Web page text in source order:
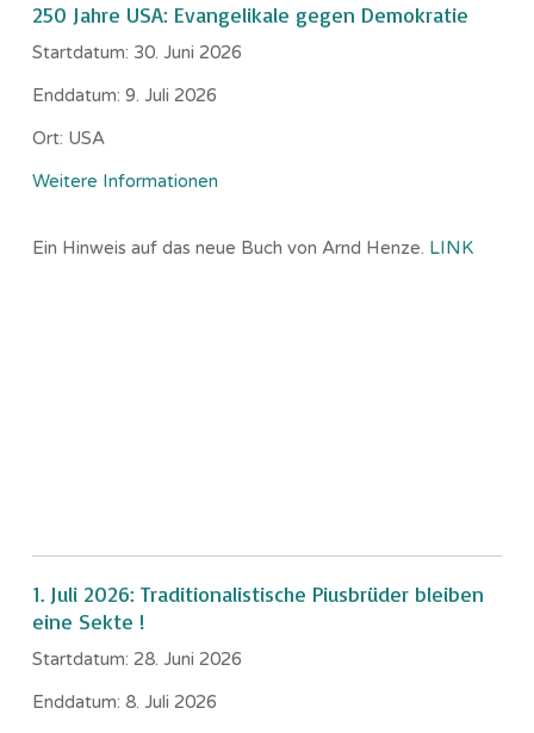
250 Jahre USA: Evangelikale gegen Demokratie
Startdatum: 30. Juni 2026
Enddatum: 9. Juli 2026
Ort: USA
Weitere Informationen
Ein Hinweis auf das neue Buch von Arnd Henze. LINK
1. Juli 2026: Traditionalistische Piusbrüder bleiben
eine Sekte !
Startdatum: 28. Juni 2026
Enddatum: 8. Juli 2026